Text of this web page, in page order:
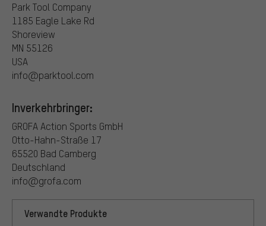
Park Tool Company
1185 Eagle Lake Rd
Shoreview
MN 55126
USA
info@parktool.com
Inverkehrbringer:
GROFA Action Sports GmbH
Otto-Hahn-Straße 17
65520 Bad Camberg
Deutschland
info@grofa.com
Verwandte Produkte